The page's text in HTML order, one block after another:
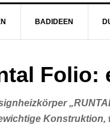
BADIDEEN
Folio:
Konstruktion,